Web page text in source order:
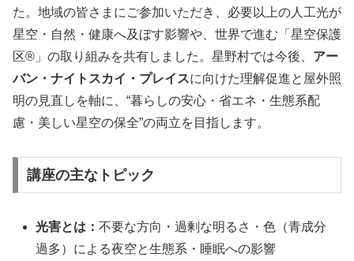
た。地域の皆さまにご参加いただき、必要以上の人工光が
星空・自然・健康へ及ぼす影響や、世界で進む「星空保護
区®」の取り組みを共有しました。星野村では今後、 アー
バン・ナイトスカイ・プレイスに向けた理解促進と屋外照
明の見直しを軸に、“暮らしの安心・省エネ・生態系配
慮・美しい星空の保全”の両立を目指します。
講座の主なトピック
光害とは：不要な方向・過剰な明るさ・色（青成分
過多）による夜空と生態系・睡眠への影響